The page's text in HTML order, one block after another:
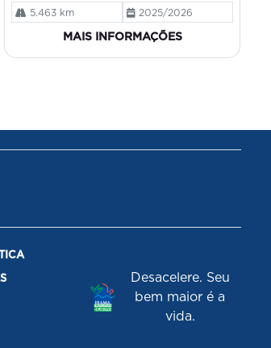
5.463 km 2025/2026
MAIS INFORMAÇÕES
Desacelere. Seu
bem maior é a
vida.